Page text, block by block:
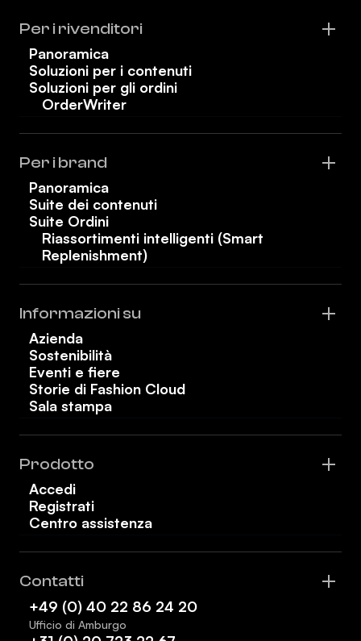
Per i rivenditori
Panoramica
Soluzioni per i contenuti
Soluzioni per gli ordini
OrderWriter
Per i brand
Panoramica
Suite dei contenuti
Suite Ordini
Riassortimenti intelligenti (Smart
Replenishment)
Informazioni su
Azienda
Sostenibilità
Eventi e fiere
Storie di Fashion Cloud
Sala stampa
Prodotto
Accedi
Registrati
Centro assistenza
Contatti
+49 (0) 40 22 86 24 20
Ufficio di Amburgo